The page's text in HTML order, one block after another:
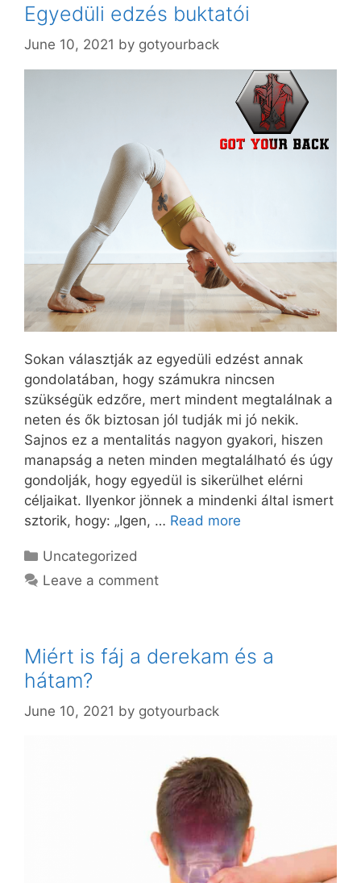
Egyedüli edzés buktatói
June 10, 2021 by gotyourback
Sokan választják az egyedüli edzést annak
gondolatában, hogy számukra nincsen
szükségük edzőre, mert mindent megtalálnak a
neten és ők biztosan jól tudják mi jó nekik.
Sajnos ez a mentalitás nagyon gyakori, hiszen
manapság a neten minden megtalálható és úgy
gondolják, hogy egyedül is sikerülhet elérni
céljaikat. Ilyenkor jönnek a mindenki által ismert
sztorik, hogy: „Igen, … Read more
Categories
Uncategorized
Leave a comment
Miért is fáj a derekam és a
hátam?
June 10, 2021 by gotyourback